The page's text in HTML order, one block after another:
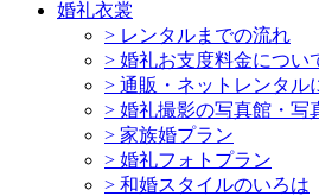
婚礼衣裳
> レンタルまでの流れ
> 婚礼お支度料金につい
> 通販・ネットレンタル
> 婚礼撮影の写真館・写
> 家族婚プラン
> 婚礼フォトプラン
> 和婚スタイルのいろは